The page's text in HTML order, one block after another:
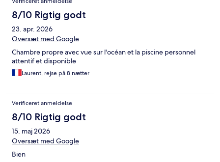
8/10 Rigtig godt
23. apr. 2026
Oversæt med Google
Chambre propre avec vue sur l'océan et la piscine personnel
attentif et disponible
Laurent, rejse på 8 nætter
Verificeret anmeldelse
8/10 Rigtig godt
15. maj 2026
Oversæt med Google
Bien